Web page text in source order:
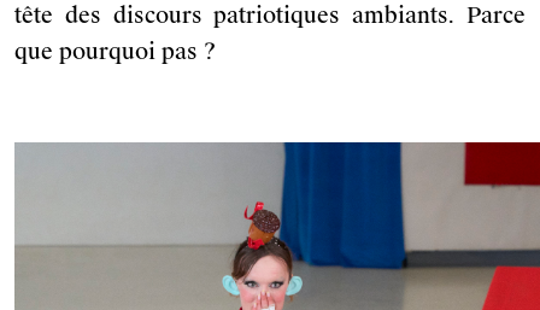
tête des discours patriotiques ambiants. Parce
que pourquoi pas ?